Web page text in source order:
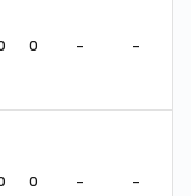
0 - -
0 - -